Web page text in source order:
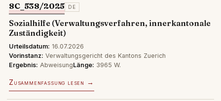
8C_538/2025 DE
Sozialhilfe (Verwaltungsverfahren, innerkantonale
Zuständigkeit)
Urteilsdatum: 16.07.2026
Vorinstanz: Verwaltungsgericht des Kantons Zuerich
Ergebnis: AbweisungLänge: 3965 W.
Zusammenfassung lesen →